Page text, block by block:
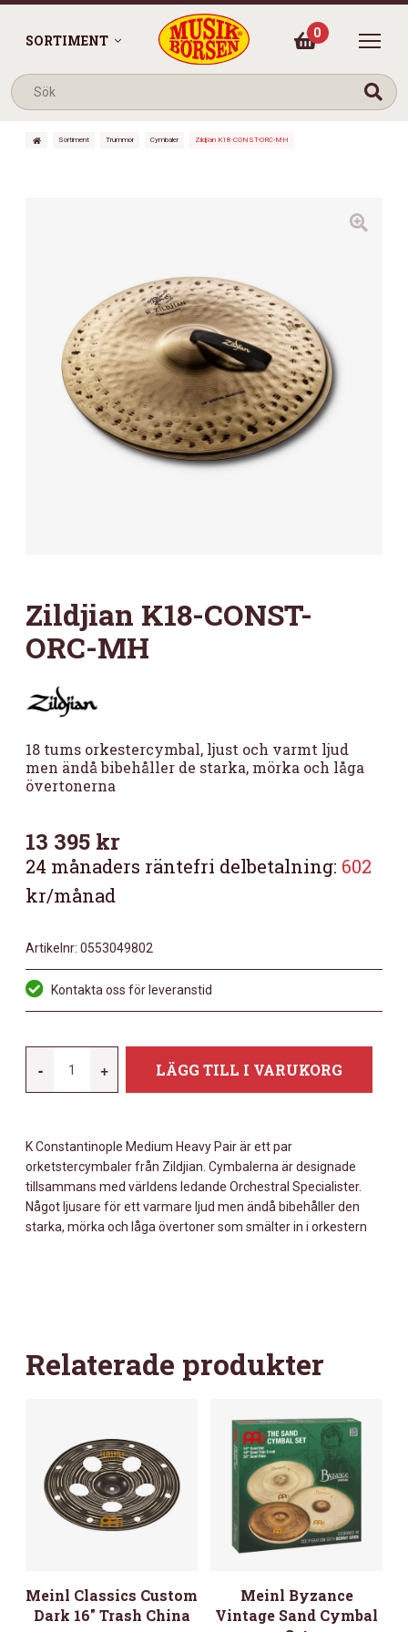
SORTIMENT 0
Sortiment Trummor Cymbaler Zildjian K18-CONST-ORC-MH
Zildjian K18-CONST-
ORC-MH
18 tums orkestercymbal, ljust och varmt ljud
men ändå bibehåller de starka, mörka och låga
övertonerna
13 395 kr
24 månaders räntefri delbetalning: 602
kr/månad
Artikelnr: 0553049802
Kontakta oss för leveranstid
-
MH
MÄNGD
+ LÄGG TILL I VARUKORG
K Constantinople Medium Heavy Pair är ett par
orketstercymbaler från Zildjian. Cymbalerna är designade
tillsammans med världens ledande Orchestral Specialister.
Något ljusare för ett varmare ljud men ändå bibehåller den
starka, mörka och låga övertoner som smälter in i orkestern
Relaterade produkter
Meinl Classics Custom
Dark 16″ Trash China
Meinl Byzance
Vintage Sand Cymbal